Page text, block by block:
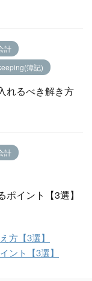
計
簿記)
れるべき解き方
計
イント【3選】
方【3選】
ント【3選】